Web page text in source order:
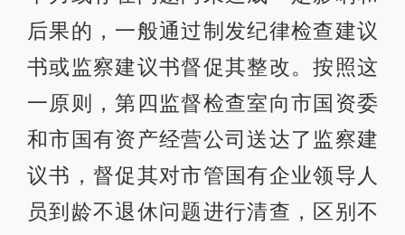
后果的，一般通过制发纪律检查建议
书或监察建议书督促其整改。按照这
一原则，第四监督检查室向市国资委
和市国有资产经营公司送达了监察建
议书，督促其对市管国有企业领导人
员到龄不退休问题进行清查，区别不